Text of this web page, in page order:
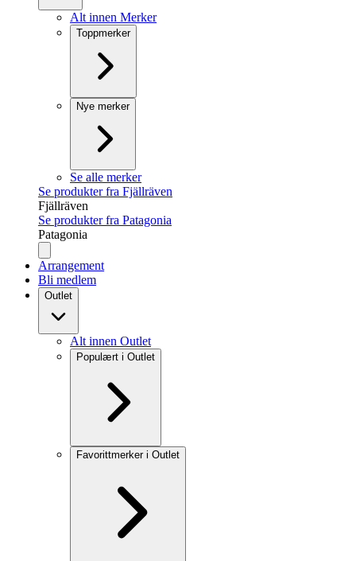
Alt innen Merker
Toppmerker
Nye merker
Se alle merker
Se produkter fra Fjällräven
Fjällräven
Se produkter fra Patagonia
Patagonia
Arrangement
Bli medlem
Outlet
Alt innen Outlet
Populært i Outlet
Favorittmerker i Outlet